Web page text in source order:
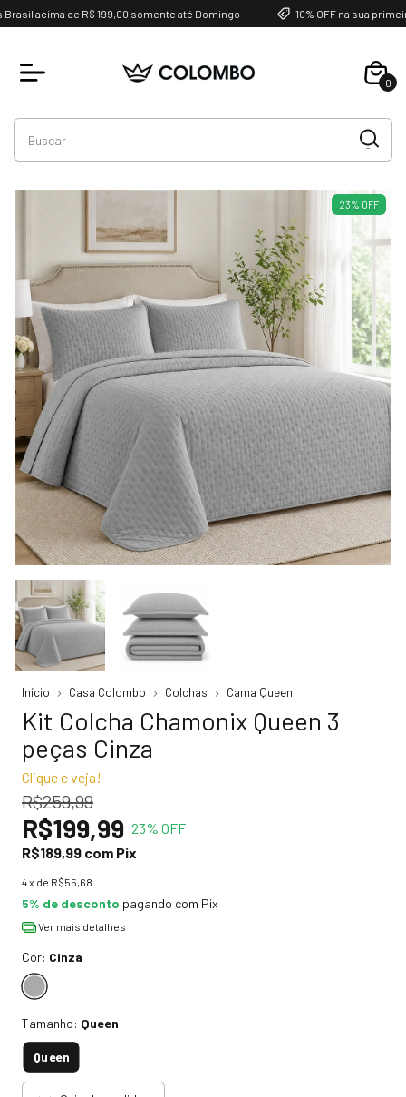
acima de R$ 199,00 somente até Domingo 10% OFF na sua primeira
0
23% OFF
Início Casa Colombo Colchas Cama Queen
Kit Colcha Chamonix Queen 3
peças Cinza
Clique e veja!
R$259,99
R$199,99 23% OFF
R$189,99 com Pix
4x de R$55,68
5% de desconto pagando com Pix
Ver mais detalhes
Cor: Cinza
Tamanho: Queen
Queen